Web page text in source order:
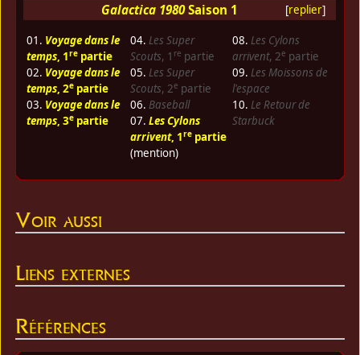
[replier]
Galactica 1980 Saison 1
01. Voyage dans le
temps, 1repartie
02. Voyage dans le
temps, 2epartie
03. Voyage dans le
temps, 3epartie
04. Les Super
Scouts, 1 re partie
05. Les Super
Scouts, 2e partie
06. Baseball
07. Les Cylons
arrivent, 1repartie
(mention)
08. Les Cylons
arrivent, 2e partie
09. Les Moissons de
l'espace
10. Le Retour de
Starbuck
Voir aussi
Liens externes
Références